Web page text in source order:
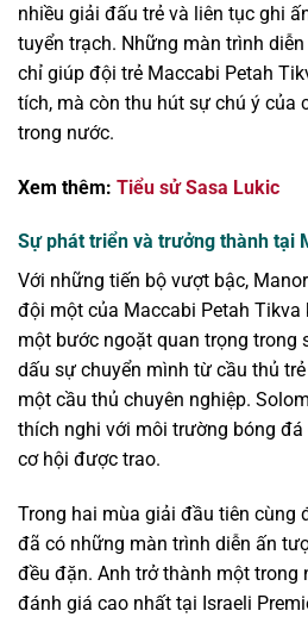
nhiều giải đấu trẻ và liên tục ghi
tuyển trạch. Những màn trình
chỉ giúp đội trẻ Maccabi Petah
tích, mà còn thu hút sự chú ý của
trong nước.
Xem thêm: Tiểu sử Sasa Lukic
Sự phát triển và trưởng thành tại
Với những tiến bộ vượt bậc,
đội một của Maccabi Petah
một bước ngoặt quan trọng trong
dấu sự chuyển mình từ cầu thủ
một cầu thủ chuyên nghiệp.
thích nghi với môi trường bóng
cơ hội được trao.
Trong hai mùa giải đầu tiên cùng
đã có những màn trình diễn ấn
đều đặn. Anh trở thành một trong
đánh giá cao nhất tại Israeli